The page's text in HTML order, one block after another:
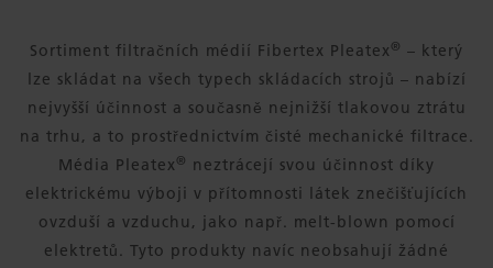
Sortiment filtračních médií Fibertex Pleatex ® – který
lze skládat na všech typech skládacích strojů – nabízí
nejvyšší účinnost a současně nejnižší tlakovou ztrátu
na trhu, a to prostřednictvím čisté mechanické filtrace.
Média Pleatex ® neztrácejí svou účinnost díky
elektrickému výboji v přítomnosti látek znečišťujících
ovzduší a vzduchu, jako např. melt-blown pomocí
elektretů. Tyto produkty navíc neobsahují žádné